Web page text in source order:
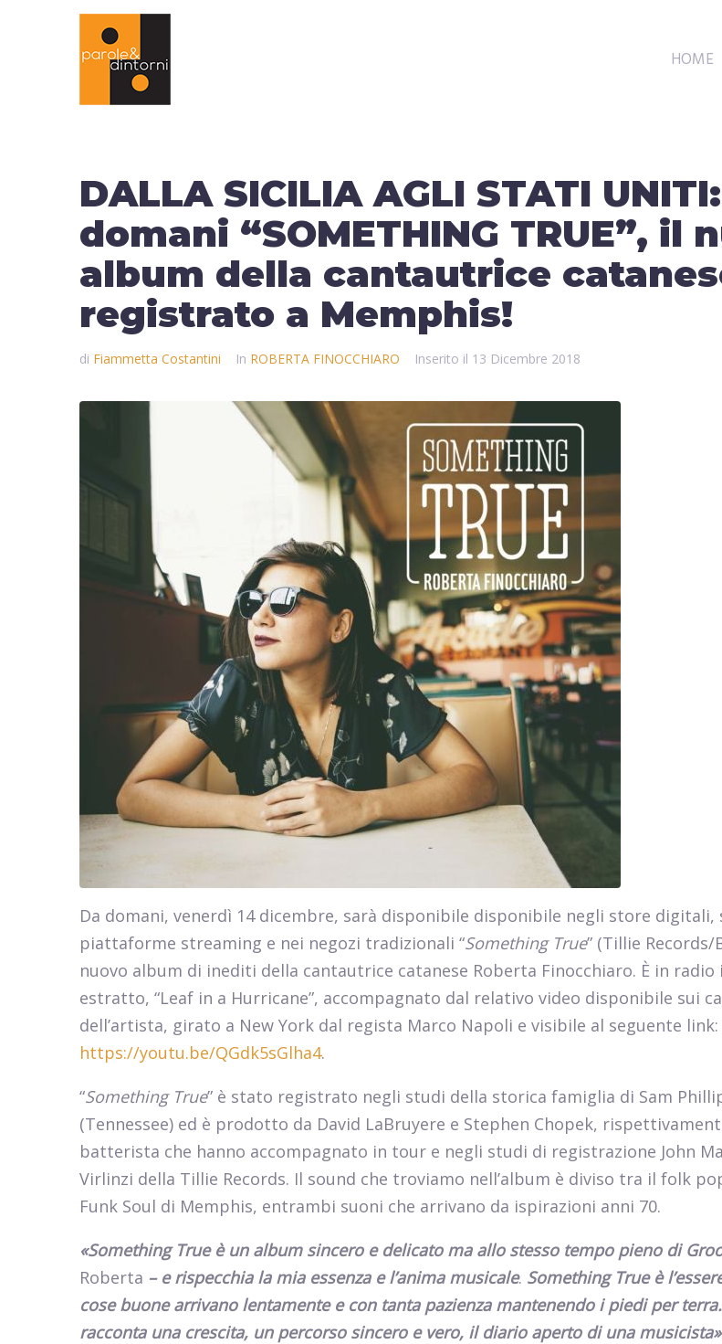
HOME
DALLA SICILIA AGLI STATI
domani “SOMETHING TRUE”, il
album della cantautrice
registrato a Memphis!
di Fiammetta Costantini In ROBERTA FINOCCHIARO Inserito il 13 Dicembre 2018
Da domani, venerdì 14 dicembre, sarà disponibile disponibile negli store
piattaforme streaming e nei negozi tradizionali “Something True” (Tillie
nuovo album di inediti della cantautrice catanese Roberta Finocchiaro. È in
estratto, “Leaf in a Hurricane”, accompagnato dal relativo video disponibile sui
dell’artista, girato a New York dal regista Marco Napoli e visibile al seguente link:
https://youtu.be/QGdk5sGlha4.
“Something True” è stato registrato negli studi della storica famiglia di Sam
(Tennessee) ed è prodotto da David LaBruyere e Stephen Chopek,
batterista che hanno accompagnato in tour e negli studi di registrazione John
Virlinzi della Tillie Records. Il sound che troviamo nell’album è diviso tra il folk
Funk Soul di Memphis, entrambi suoni che arrivano da ispirazioni anni 70.
«Something True è un album sincero e delicato ma allo stesso tempo pieno di
Roberta – e rispecchia la mia essenza e l’anima musicale. Something Trueè
cose buone arrivano lentamente e con tanta pazienza mantenendo i piedi per
racconta una crescita, un percorso sincero e vero, il diario aperto di una musicista